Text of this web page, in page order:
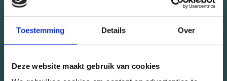
Toestemming Details Over
Deze website maakt gebruik van cookies
Word lid van onze breigemeenschap en krijg
breipatronen en speciale aanbiedingen!
ingen!